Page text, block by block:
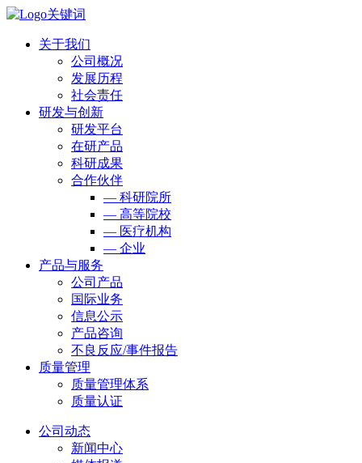
关于我们
公司概况
发展历程
社会责任
研发与创新
研发平台
在研产品
科研成果
合作伙伴
— 科研院所
— 高等院校
— 医疗机构
— 企业
产品与服务
公司产品
国际业务
信息公示
产品咨询
不良反应/事件报告
质量管理
质量管理体系
质量认证
公司动态
新闻中心